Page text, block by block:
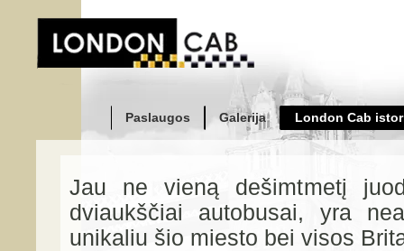
Paslaugos Galerija London Cab
Jau ne vieną dešimtmetį
dviaukščiai autobusai, yra
unikaliu šio miesto bei visos